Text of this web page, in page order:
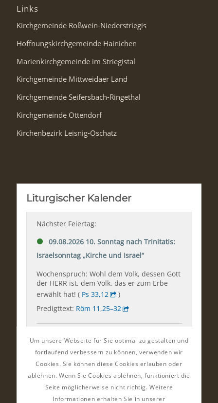
Links
Kirchgemeinde Roßwein-Niederstriegis
Hoffnungskirchgemeinde Hainichen
Marienkirchgemeinde im Striegistal
Kirchgemeinde Mittweidaer Land
Kirchgemeinde Seifersbach-Ringethal
Kirchgemeinde Ottendorf
Kirchenbezirk Leisnig-Oschatz
Um unsere Webseite für Sie optimal zu gestalten und
fortlaufend verbessern zu können, verwenden wir
Cookies. Sie können diese Cookies erlauben oder
ablehnen. Wenn Sie Cookies ablehnen, funktioniert die
Seite möglicherweise nicht richtig. Weitere
Informationen erhalten Sie in unserer